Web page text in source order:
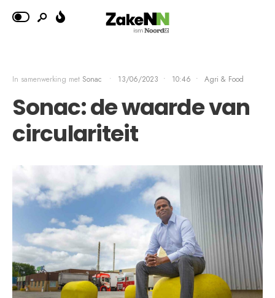
In samenwerking met Sonac • 13/06/2023 • 10:46 • Agri & Food
Sonac: de waarde van
circulariteit